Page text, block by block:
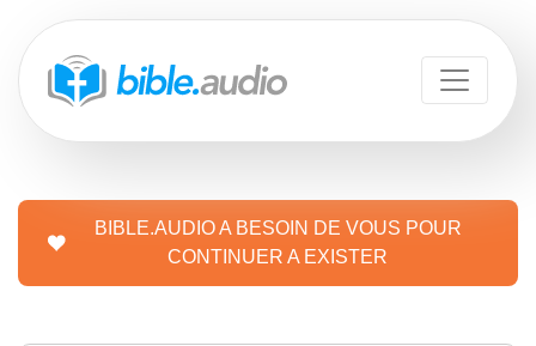
BIBLE.AUDIO A BESOIN DE VOUS POUR
CONTINUER A EXISTER